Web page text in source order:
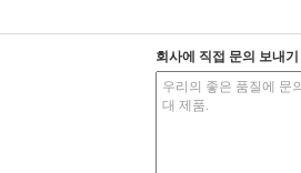
회사에 직접 문의 보내기